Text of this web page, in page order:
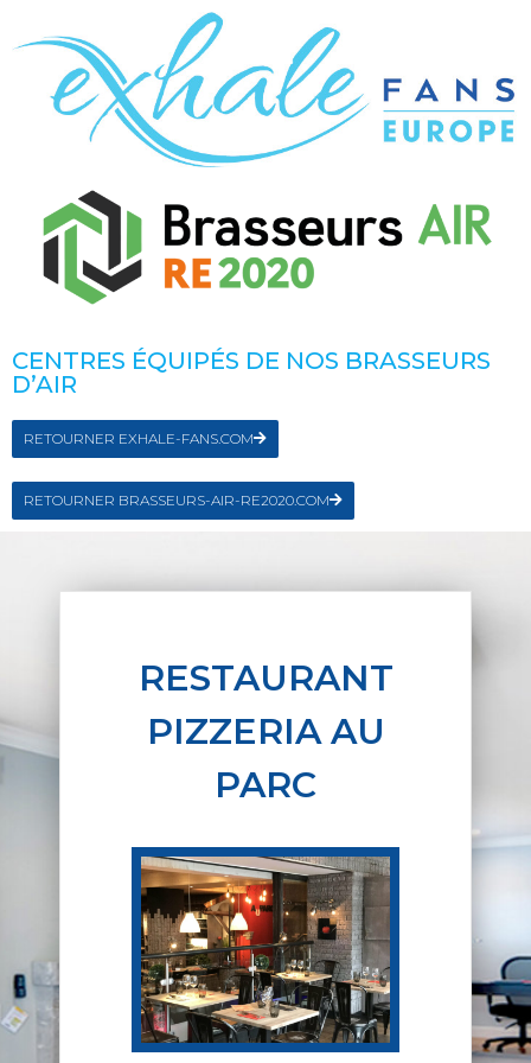
CENTRES ÉQUIPÉS DE NOS BRASSEURS
D’AIR
RETOURNER EXHALE-FANS.COM
RETOURNER BRASSEURS-AIR-RE2020.COM
RESTAURANT
PIZZERIA AU
PARC